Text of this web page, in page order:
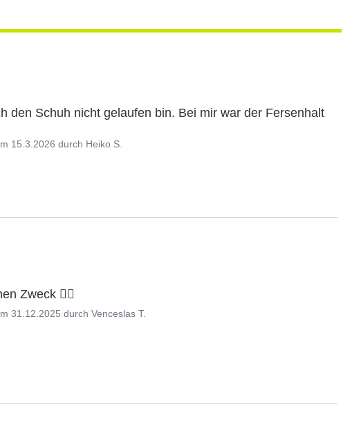
den Schuh nicht gelaufen bin. Bei mir war der Fersenhalt
15.3.2026 durch Heiko S.
Zweck 👍🏽
31.12.2025 durchVenceslas T.